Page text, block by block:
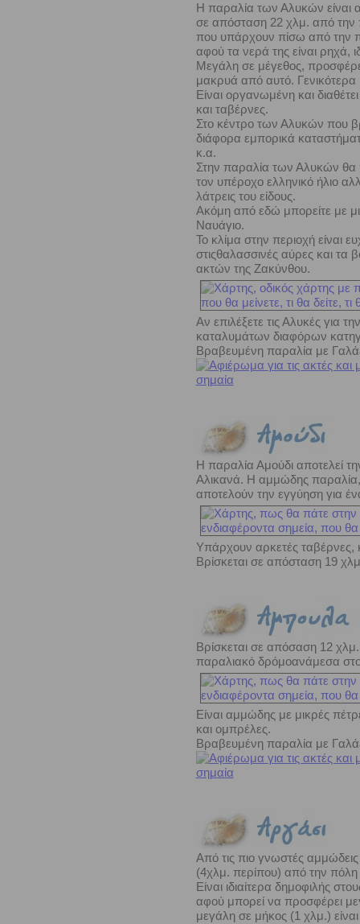
Η παραλία των Αλυκών είναι
σε απόσταση 22 χλμ. από την
που υπάρχουν πίσω από την
αφού τα νερά της είναι ρηχά,
Μεγάλη σε μέγεθος,
μακρυά από αυτό. Γενικότερα
Είναι οργανωμένη και
και ταβέρνες.
Στο κέντρο των Αλυκών που
διάφορα εμπορικά
κ.α.
Στην παραλία των Αλυκών θα
τον υπέροχο ελληνικό ήλιο
λάτρεις του είδους.
Ακόμη από εδώ μπορείτε με
Ναυάγιο.
Το κλίμα στην περιοχή είναι
στιςθαλασσινές αύρες και
ακτών της Ζακύνθου.
Αν επιλέξετε τις Αλυκές για
καταλυμάτων διαφόρων
Βραβευμένη παραλία με
Η παραλία Αμούδι αποτελεί
Αλικανά. Η αμμώδης
αποτελούν την εγγύηση για
Υπάρχουν αρκετές ταβέρνες,
Βρίσκεται σε απόσταση 19
Βρίσκεται σε απόσαση 12
παραλιακό δρόμοανάμεσα στο
Είναι αμμώδης με μικρές
και ομπρέλες.
Βραβευμένη παραλία με
Από τις πιο γνωστές
(4χλμ. περίπου) από την
Είναι ιδιαίτερα δημοφιλής
αφού μπορεί να προσφέρει
μεγάλη σε μήκος (1 χλμ.) είναι